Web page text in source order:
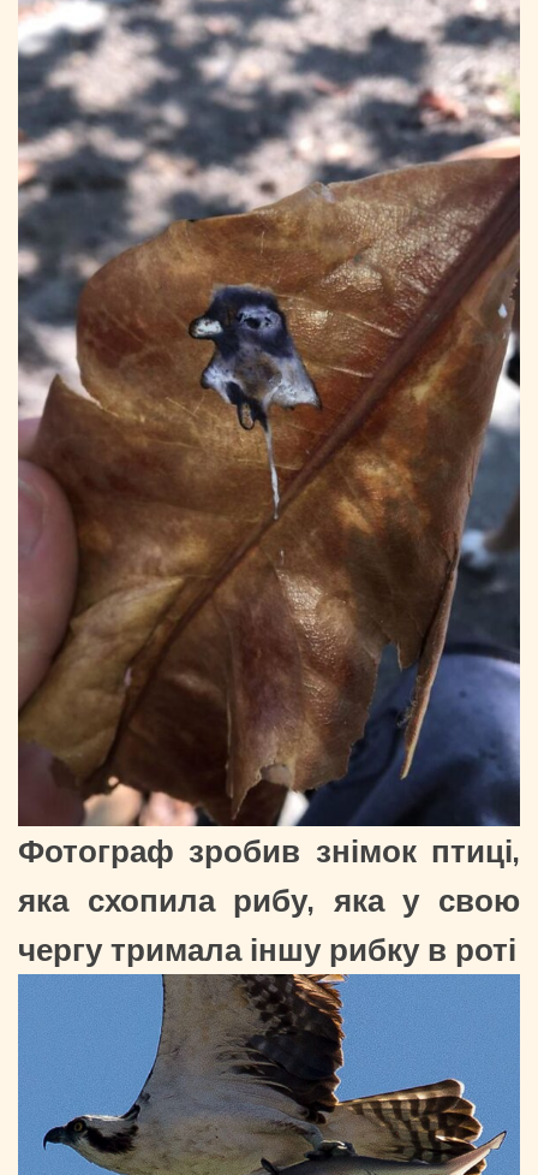
Фотограф зробив знімок птиці,
яка схопила рибу, яка у свою
чергу тримала іншу рибку в роті